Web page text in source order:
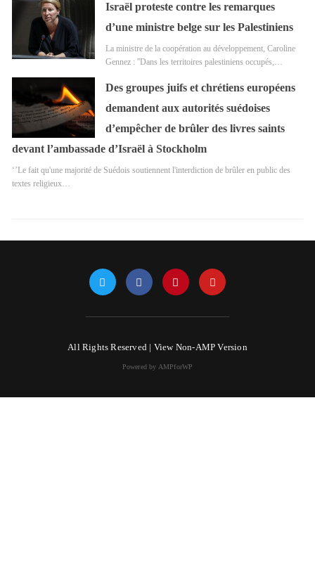
Israël proteste contre les remarques
d’une ministre belge sur les Palestiniens
La ministre de la coopération au développement, Caroline
Gennez : ''Dans les territoires palestiniens occupés,…
Des groupes juifs et chrétiens européens
demandent aux autorités suédoises
d’empêcher de brûler des livres saints
devant l’ambassade d’Israël à Stockholm
‘’Le fait qu'une majorité de Suédois soutiennent l'interdiction de brûler en public des
textes religieux…
All Rights Reserved | View Non-AMP Version
Powered by AMPforWP